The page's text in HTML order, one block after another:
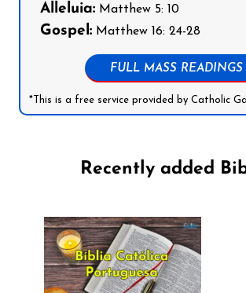
Alleluia: Matthew 5: 10
Gospel: Matthew 16: 24-28
FULL MASS READINGS
*This is a free service provided by Catholic
Recently added